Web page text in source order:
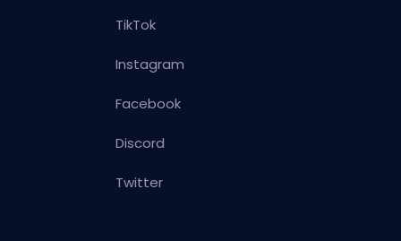
TikTok
Instagram
Facebook
Discord
Twitter